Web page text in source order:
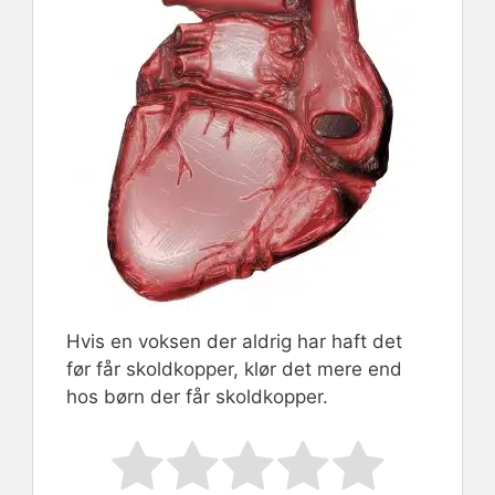
Hvis en voksen der aldrig har haft det
før får skoldkopper, klør det mere end
hos børn der får skoldkopper.
Rate this item: Submit Rating